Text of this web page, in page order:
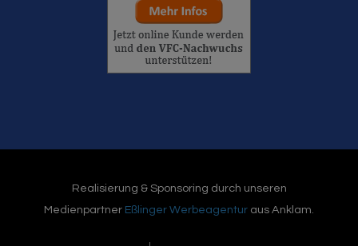
Realisierung & Sponsoring durch unseren
Medienpartner Eßlinger Werbeagentur aus Anklam.